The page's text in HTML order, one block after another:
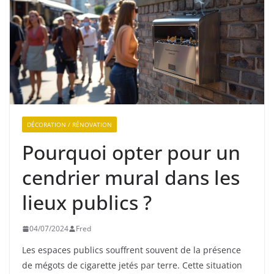
DÉCORATION / RÉNOVATION
Pourquoi opter pour un
cendrier mural dans les
lieux publics ?
04/07/2024 Fred
Les espaces publics souffrent souvent de la présence
de mégots de cigarette jetés par terre. Cette situation